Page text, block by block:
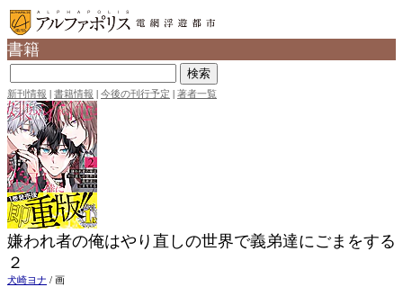
書籍
新刊情報 | 書籍情報 | 今後の刊行予定 | 著者一覧
嫌われ者の俺はやり直しの世界で義弟達にごまをする
２
犬崎ヨナ / 画